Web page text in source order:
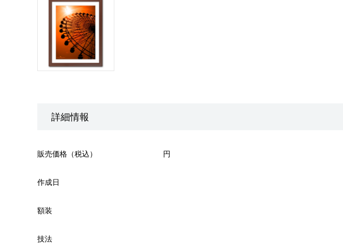
詳細情報
販売価格（税込） 円
作成日
額装
技法